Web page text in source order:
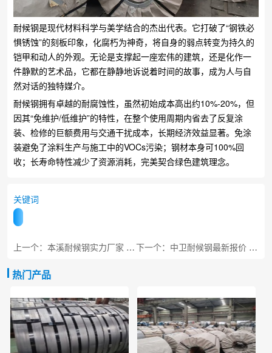
耐候钢是现代材料科学与美学结合的杰出代表。它打破了“钢铁必
惧锈蚀”的刻板印象，化腐朽为神奇，将自身的弱点转变为持久的
铠甲和动人的外观。无论是支撑起一座宏伟的建筑，还是化作一
件静默的艺术品，它都在静静地诉说着时间的故事，成为人与自
然对话的独特媒介。
耐候钢拥有卓越的耐腐蚀性，虽然初始成本高出约10%-20%，但
因其“免维护/低维护”的特性，在整个使用周期内省去了反复涂
装、检修的巨额费用与交通干扰成本，长期经济效益显著。免涂
装避免了涂料生产与施工中的VOCs污染；钢材本身可100%回
收；长寿命特性减少了资源消耗，完美契合绿色建筑理念。
关键词
上一个：本溪耐候钢实力厂家 工程专用板材 下一个：中卫耐候钢最新报价 黄河沿岸专用
热门产品